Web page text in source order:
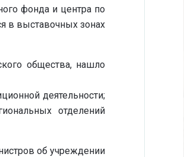
фонда и центра по
в выставочных зонах
общества, нашло
деятельности;
отделений
об учреждении